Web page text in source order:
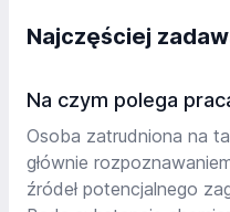
Najczęściej
Na czym polega
Osoba zatrudniona na
głównie
źródeł potencjalnego